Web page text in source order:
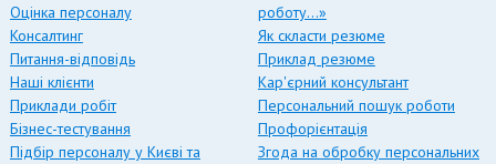
Оцінка персоналу
Консалтинг
Питання-відповідь
Наші клієнти
Приклади робіт
Бізнес-тестування
Підбір персоналу у Києві та
роботу…»
Як скласти резюме
Приклад резюме
Кар'єрний консультант
Персональний пошук роботи
Профорієнтація
Згода на обробку персональних